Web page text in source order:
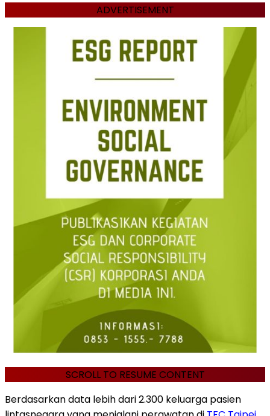
ADVERTISEMENT
SCROLL TO RESUME CONTENT
Berdasarkan data lebih dari 2.300 keluarga pasien